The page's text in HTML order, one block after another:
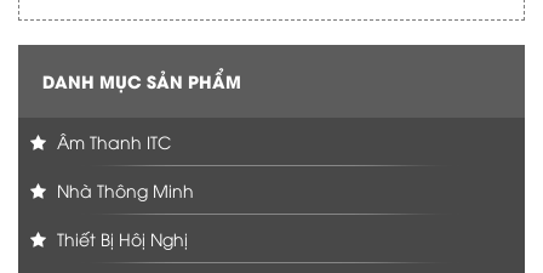
DANH MỤC SẢN PHẨM
Âm Thanh ITC
Nhà Thông Minh
Thiết Bị Hôị Nghị